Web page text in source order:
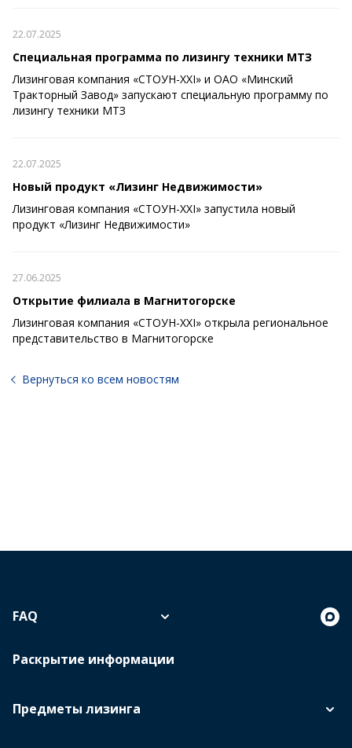
22.07.2025
Специальная программа по лизингу техники МТЗ
Лизинговая компания «СТОУН-XXI» и ОАО «Минский
Тракторный Завод» запускают специальную программу по
лизингу техники МТЗ
22.07.2025
Новый продукт «Лизинг Недвижимости»
Лизинговая компания «СТОУН-XXI» запустила новый
продукт «Лизинг Недвижимости»
27.06.2025
Открытие филиала в Магнитогорске
Лизинговая компания «СТОУН-XXI» открыла региональное
представительство в Магнитогорске
Вернуться ко всем новостям
Предметы лизинга
FAQ
Раскрытие информации